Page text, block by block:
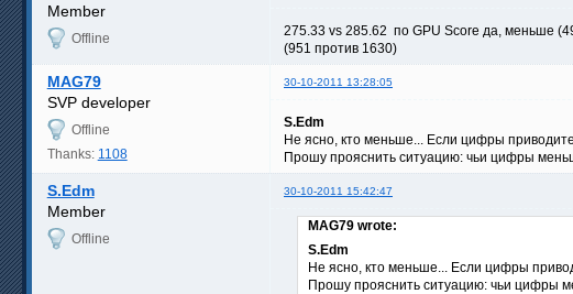
Member
Offline
275.33 vs 285.62 по GPU Score да, меньше
(951 против 1630)
MAG79 30-10-2011 13:28:05
SVP developer
Offline
Thanks: 1108
S.Edm
Не ясно, кто меньше... Если цифры
Прошу прояснить ситуацию: чьи цифры
S.Edm 30-10-2011 15:42:47
Member
Offline
MAG79 wrote:
S.Edm
Не ясно, кто меньше... Если цифры
Прошу прояснить ситуацию: чьи цифры